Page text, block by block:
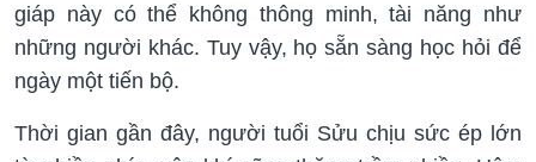
giáp này có thể không thông minh, tài năng như
những người khác. Tuy vậy, họ sẵn sàng học hỏi để
ngày một tiến bộ.
Thời gian gần đây, người tuổi Sửu chịu sức ép lớn